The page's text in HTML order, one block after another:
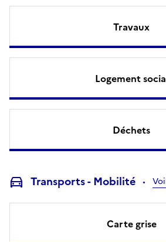
Travaux
Logement
Déchets
Transports - Mobilité
Carte grise